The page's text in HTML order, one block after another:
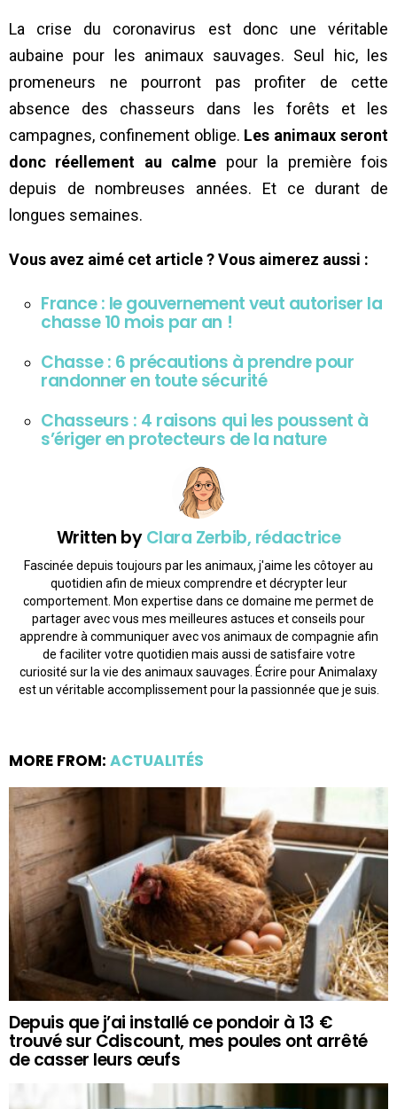
La crise du coronavirus est donc une véritable
aubaine pour les animaux sauvages. Seul hic, les
promeneurs ne pourront pas profiter de cette
absence des chasseurs dans les forêts et les
campagnes, confinement oblige. Les animaux seront
donc réellement au calme pour la première fois
depuis de nombreuses années. Et ce durant de
longues semaines.
Vous avez aimé cet article ? Vous aimerez aussi :
France : le gouvernement veut autoriser la
chasse 10 mois par an !
Chasse : 6 précautions à prendre pour
randonner en toute sécurité
Chasseurs : 4 raisons qui les poussent à
s’ériger en protecteurs de la nature
Written byClara Zerbib, rédactrice
Fascinée depuis toujours par les animaux, j'aime les côtoyer au
quotidien afin de mieux comprendre et décrypter leur
comportement. Mon expertise dans ce domaine me permet de
partager avec vous mes meilleures astuces et conseils pour
apprendre à communiquer avec vos animaux de compagnie afin
de faciliter votre quotidien mais aussi de satisfaire votre
curiosité sur la vie des animaux sauvages. Écrire pour Animalaxy
est un véritable accomplissement pour la passionnée que je suis.
MORE FROM: ACTUALITÉS
Depuis que j’ai installé ce pondoir à 13 €
trouvé sur Cdiscount, mes poules ont arrêté
de casser leurs œufs